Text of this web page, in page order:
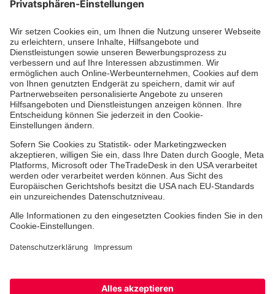
Jetzt abonnieren
Der Newsletter informiert Sie in regelmäßigen
Abständen über unsere Arbeit.
Jetzt abonnieren
Dienste & Leistungen
Mitarbeiten & Lernen